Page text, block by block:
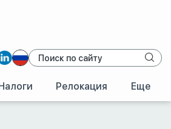
Налоги Релокация Еще
(Switzerland) 003